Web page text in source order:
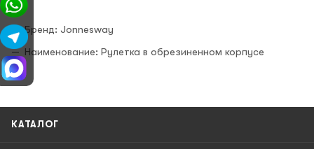
Бренд: Jonnesway
Наименование: Рулетка в обрезиненном корпусе
КАТАЛОГ